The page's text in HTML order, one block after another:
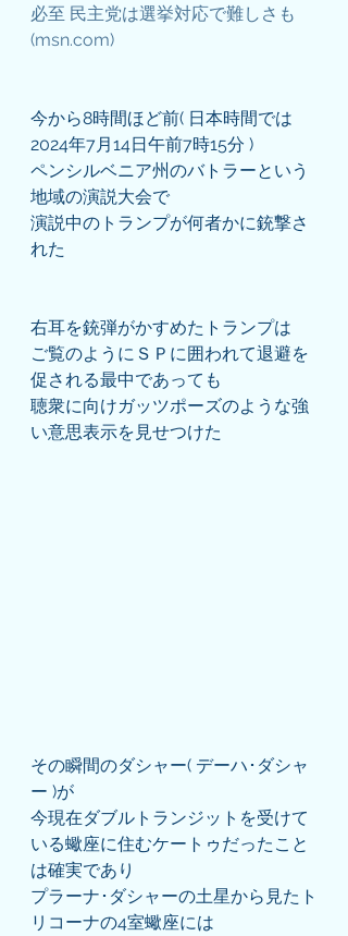
必至 民主党は選挙対応で難しさも
(msn.com)
今から8時間ほど前( 日本時間では
2024年7月14日午前7時15分 )
ペンシルベニア州のバトラーという
地域の演説大会で
演説中のトランプが何者かに銃撃さ
れた
右耳を銃弾がかすめたトランプは
ご覧のようにＳＰに囲われて退避を
促される最中であっても
聴衆に向けガッツポーズのような強
い意思表示を見せつけた
その瞬間のダシャー( デーハ･ダシャ
ー )が
今現在ダブルトランジットを受けて
いる蠍座に住むケートゥだったこと
は確実であり
プラーナ･ダシャーの土星から見たト
リコーナの4室蠍座には